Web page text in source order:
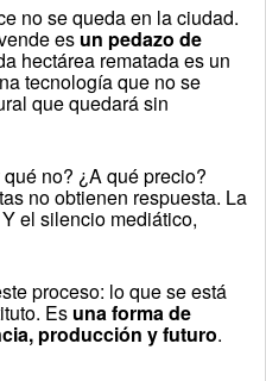
no se queda en la ciudad.
es un pedazo de
hectárea rematada es un
tecnología que no se
que quedará sin
no? ¿A qué precio?
no obtienen respuesta. La
el silencio mediático,
proceso: lo que se está
Es una forma de
producción y futuro.